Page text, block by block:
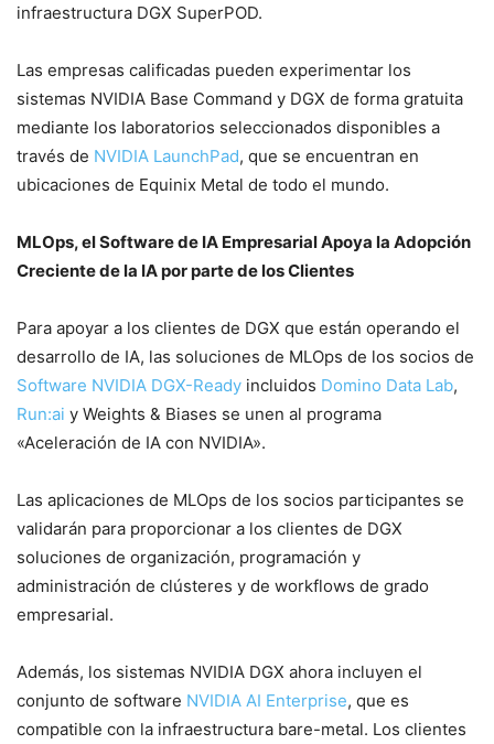
infraestructura DGX SuperPOD.
Las empresas calificadas pueden experimentar los
sistemas NVIDIA Base Command y DGX de forma gratuita
mediante los laboratorios seleccionados disponibles a
través de NVIDIA LaunchPad, que se encuentran en
ubicaciones de Equinix Metal de todo el mundo.
MLOps, el Software de IA Empresarial Apoya la Adopción
Creciente de la IA por parte de los Clientes
Para apoyar a los clientes de DGX que están operando el
desarrollo de IA, las soluciones de MLOps de los socios de
Software NVIDIA DGX-Ready incluidos Domino Data Lab,
Run:ai y Weights & Biases se unen al programa
«Aceleración de IA con NVIDIA».
Las aplicaciones de MLOps de los socios participantes se
validarán para proporcionar a los clientes de DGX
soluciones de organización, programación y
administración de clústeres y de workflows de grado
empresarial.
Además, los sistemas NVIDIA DGX ahora incluyen el
conjunto de software NVIDIA AI Enterprise, que es
compatible con la infraestructura bare-metal. Los clientes